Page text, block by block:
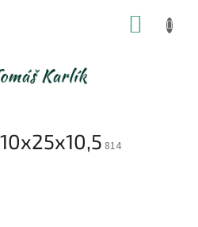
814